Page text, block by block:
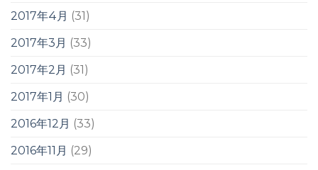
2017年4月 (31)
2017年3月 (33)
2017年2月 (31)
2017年1月 (30)
2016年12月 (33)
2016年11月 (29)